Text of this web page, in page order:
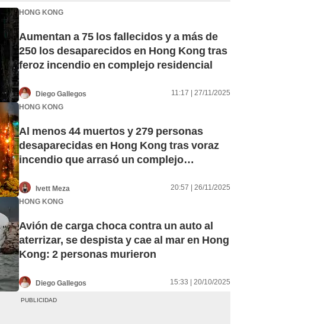
HONG KONG
Aumentan a 75 los fallecidos y a más de
250 los desaparecidos en Hong Kong tras
feroz incendio en complejo residencial
Diego Gallegos
11:17 | 27/11/2025
HONG KONG
Al menos 44 muertos y 279 personas
desaparecidas en Hong Kong tras voraz
incendio que arrasó un complejo
Ivett Meza
20:57 | 26/11/2025
HONG KONG
Avión de carga choca contra un auto al
aterrizar, se despista y cae al mar en Hong
Kong: 2 personas murieron
Diego Gallegos 15:33 | 20/10/2025